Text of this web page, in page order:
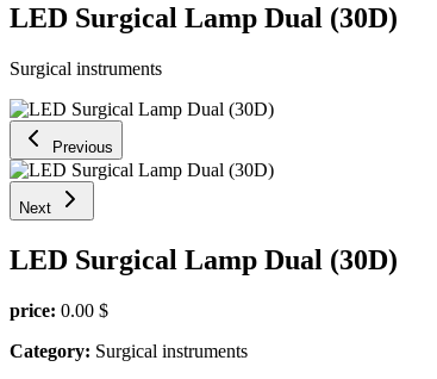
LED Surgical Lamp Dual (30D)
Surgical instruments
Previous
Next
LED Surgical Lamp Dual (30D)
price: 0.00 $
Category: Surgical instruments